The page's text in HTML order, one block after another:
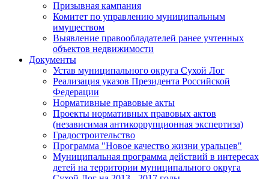
Призывная кампания
Комитет по управлению муниципальным
имуществом
Выявление правообладателей ранее учтенных
объектов недвижимости
Документы
Устав муниципального округа Сухой Лог
Реализация указов Президента Российской
Федерации
Нормативные правовые акты
Проекты нормативных правовых актов
(независимая антикоррупционная экспертиза)
Градостроительство
Программа "Новое качество жизни уральцев"
Муниципальная программа действий в интересах
детей на территории муниципального округа